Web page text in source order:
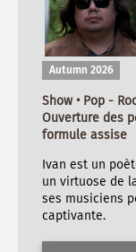
Autumn 2026
Show • Pop -
Ouverture des
formule assise
Ivan est un
un virtuose de
ses musiciens
captivante.